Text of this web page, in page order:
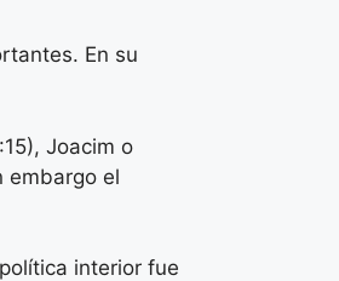
En su
Joacim o
embargo el
interior fue